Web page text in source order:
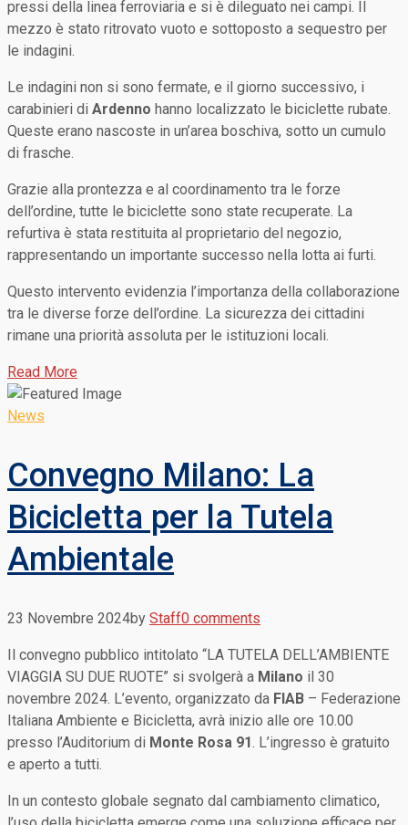
pressi della linea ferroviaria e si è dileguato nei campi. Il
mezzo è stato ritrovato vuoto e sottoposto a sequestro per
le indagini.
Le indagini non si sono fermate, e il giorno successivo, i
carabinieri di Ardenno hanno localizzato le biciclette rubate.
Queste erano nascoste in un’area boschiva, sotto un cumulo
di frasche.
Grazie alla prontezza e al coordinamento tra le forze
dell’ordine, tutte le biciclette sono state recuperate. La
refurtiva è stata restituita al proprietario del negozio,
rappresentando un importante successo nella lotta ai furti.
Questo intervento evidenzia l’importanza della collaborazione
tra le diverse forze dell’ordine. La sicurezza dei cittadini
rimane una priorità assoluta per le istituzioni locali.
Read More
News
Convegno Milano: La
Bicicletta per la Tutela
Ambientale
23 Novembre 2024by Staff0 comments
Il convegno pubblico intitolato “LA TUTELA DELL’AMBIENTE
VIAGGIA SU DUE RUOTE” si svolgerà a Milano il 30
novembre 2024. L’evento, organizzato da FIAB – Federazione
Italiana Ambiente e Bicicletta, avrà inizio alle ore 10.00
presso l’Auditorium di Monte Rosa 91 . L’ingresso è gratuito
e aperto a tutti.
In un contesto globale segnato dal cambiamento climatico,